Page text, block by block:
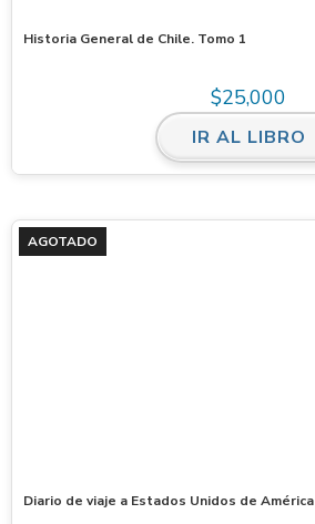
Historia General de Chile. Tomo 1
$25,000
IR AL LIBRO
AGOTADO
Diario de viaje a Estados Unidos de América